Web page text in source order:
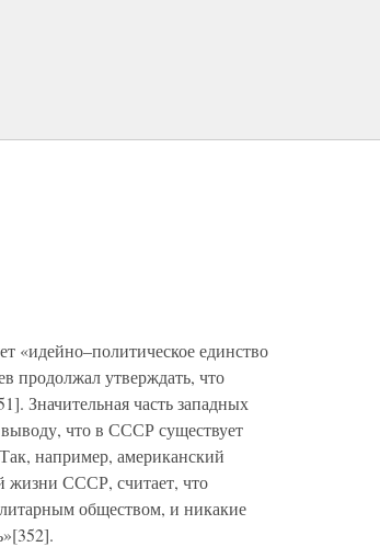
единство
продолжал утверждать, что
Значительная часть западных
что в СССР существует
например, американский
жизни СССР, считает, что
обществом, и никакие